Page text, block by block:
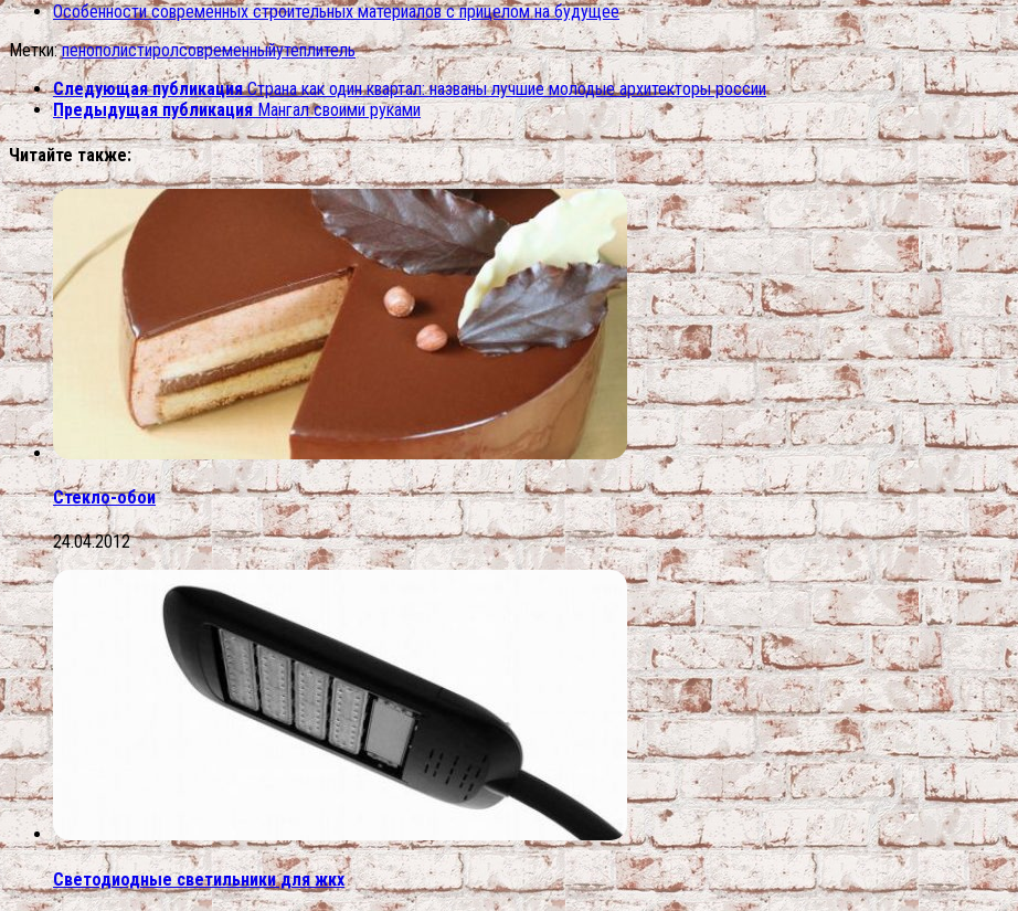
Особенности современных строительных материалов с прицелом на будущее
Метки: пенополистиролсовременныйутеплитель
Следующая публикация Страна как один квартал: названы лучшие молодые архитекторы россии
Предыдущая публикация Мангал своими руками
Читайте также:
Стекло-обои
24.04.2012
Светодиодные светильники для жкх